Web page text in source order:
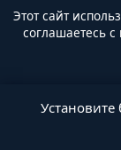
Этот сайт
соглашаетесь